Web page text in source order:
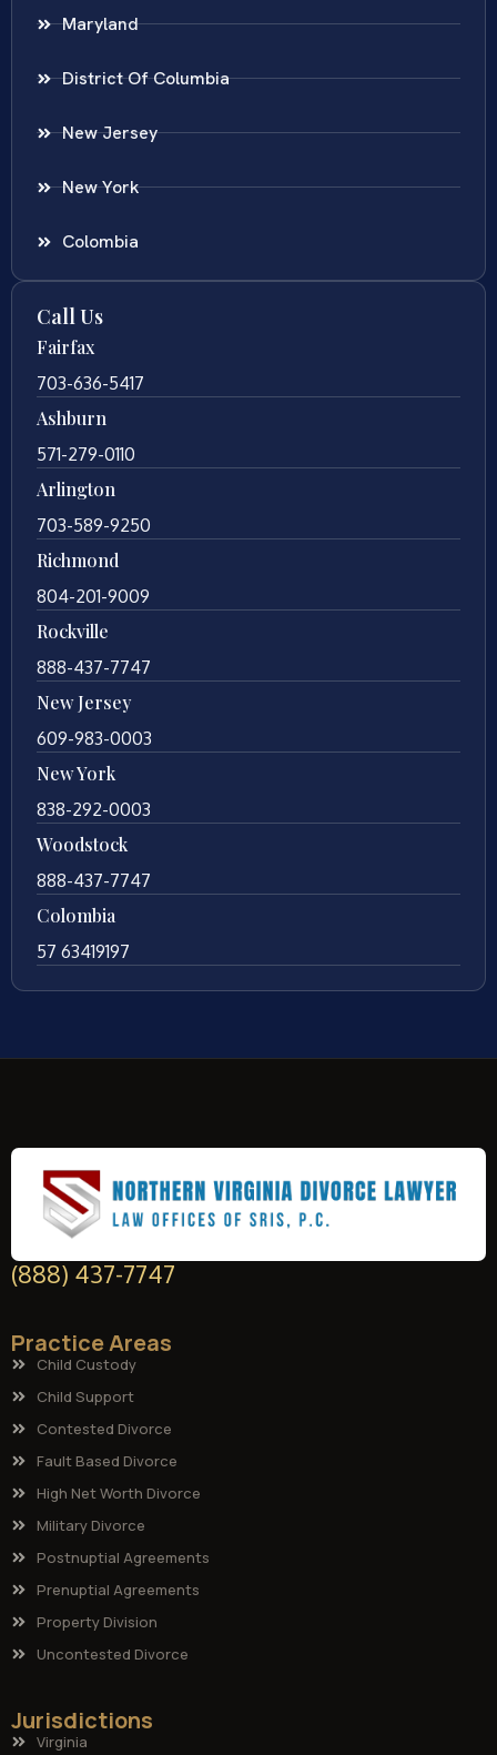
Maryland
District Of Columbia
New Jersey
New York
Colombia
Call Us
Fairfax
703-636-5417
Ashburn
571-279-0110
Arlington
703-589-9250
Richmond
804-201-9009
Rockville
888-437-7747
New Jersey
609-983-0003
New York
838-292-0003
Woodstock
888-437-7747
Colombia
57 63419197
(888) 437-7747
Practice Areas
Child Custody
Child Support
Contested Divorce
Fault Based Divorce
High Net Worth Divorce
Military Divorce
Postnuptial Agreements
Prenuptial Agreements
Property Division
Uncontested Divorce
Jurisdictions
Virginia